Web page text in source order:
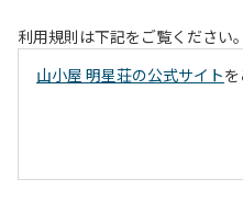
利用規則は下記をご覧ください。
山小屋 明星荘の公式サイト